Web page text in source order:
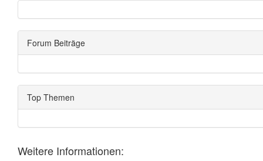
Forum Beiträge
Top Themen
Weitere Informationen: